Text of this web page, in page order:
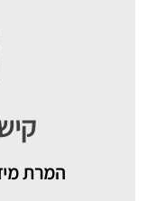
המרת